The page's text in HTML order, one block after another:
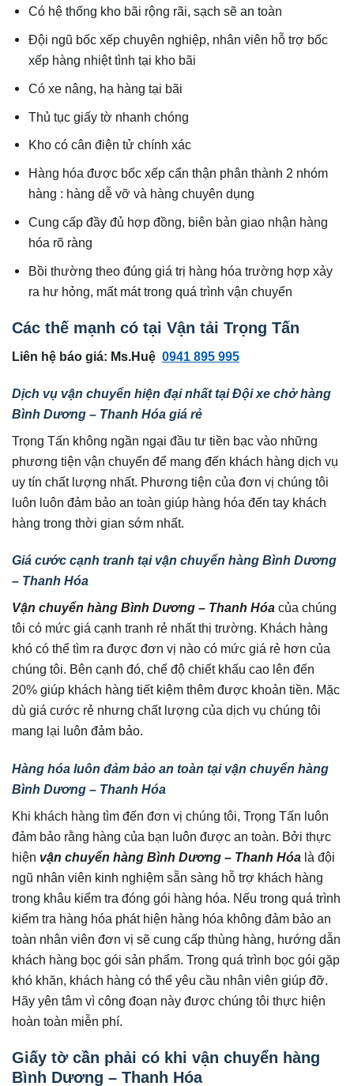
Có hệ thống kho bãi rộng rãi, sạch sẽ an toàn
Đội ngũ bốc xếp chuyên nghiệp, nhân viên hỗ trợ bốc
xếp hàng nhiệt tình tại kho bãi
Có xe nâng, hạ hàng tại bãi
Thủ tục giấy tờ nhanh chóng
Kho có cân điện tử chính xác
Hàng hóa được bốc xếp cẩn thận phân thành 2 nhóm
hàng : hàng dễ vỡ và hàng chuyên dụng
Cung cấp đầy đủ hợp đồng, biên bản giao nhận hàng
hóa rõ ràng
Bồi thường theo đúng giá trị hàng hóa trường hợp xảy
ra hư hỏng, mất mát trong quá trình vận chuyển
Các thế mạnh có tại Vận tải Trọng Tấn
Liên hệ báo giá: Ms.Huệ 0941 895 995
Dịch vụ vận chuyển hiện đại nhất tại Đội xe chở hàng
Bình Dương – Thanh Hóa giá rẻ
Trọng Tấn không ngần ngại đầu tư tiền bạc vào những
phương tiện vận chuyển để mang đến khách hàng dịch vụ
uy tín chất lượng nhất. Phương tiện của đơn vị chúng tôi
luôn luôn đảm bảo an toàn giúp hàng hóa đến tay khách
hàng trong thời gian sớm nhất.
Giá cước cạnh tranh tại vận chuyển hàng Bình Dương
– Thanh Hóa
Vận chuyển hàng Bình Dương – Thanh Hóa của chúng
tôi có mức giá cạnh tranh rẻ nhất thị trường. Khách hàng
khó có thể tìm ra được đơn vị nào có mức giá rẻ hơn của
chúng tôi. Bên cạnh đó, chế độ chiết khấu cao lên đến
20% giúp khách hàng tiết kiệm thêm được khoản tiền. Mặc
dù giá cước rẻ nhưng chất lượng của dịch vụ chúng tôi
mang lại luôn đảm bảo.
Hàng hóa luôn đảm bảo an toàn tại vận chuyển hàng
Bình Dương – Thanh Hóa
Khi khách hàng tìm đến đơn vị chúng tôi, Trọng Tấn luôn
đảm bảo rằng hàng của bạn luôn được an toàn. Bởi thực
hiện vận chuyển hàng Bình Dương – Thanh Hóa là đội
ngũ nhân viên kinh nghiệm sẵn sàng hỗ trợ khách hàng
trong khâu kiểm tra đóng gói hàng hóa. Nếu trong quá trình
kiểm tra hàng hóa phát hiện hàng hóa không đảm bảo an
toàn nhân viên đơn vị sẽ cung cấp thùng hàng, hướng dẫn
khách hàng bọc gói sản phẩm. Trong quá trình bọc gói gặp
khó khăn, khách hàng có thể yêu cầu nhân viên giúp đỡ.
Hãy yên tâm vì công đoạn này được chúng tôi thực hiện
hoàn toàn miễn phí.
Giấy tờ cần phải có khi vận chuyển hàng
Bình Dương – Thanh Hóa